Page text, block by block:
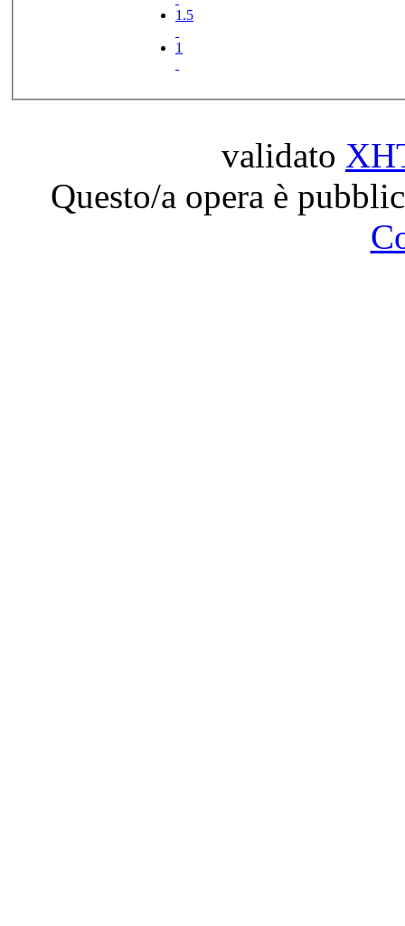
1.5
1
validato
Questo/a opera è